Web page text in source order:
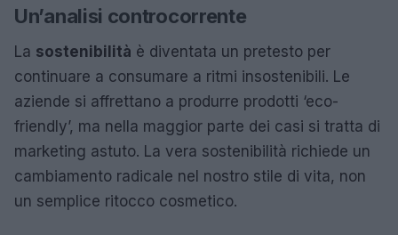
Un’analisi controcorrente
La sostenibilità è diventata un pretesto per
continuare a consumare a ritmi insostenibili. Le
aziende si affrettano a produrre prodotti ‘eco-
friendly’, ma nella maggior parte dei casi si tratta di
marketing astuto. La vera sostenibilità richiede un
cambiamento radicale nel nostro stile di vita, non
un semplice ritocco cosmetico.